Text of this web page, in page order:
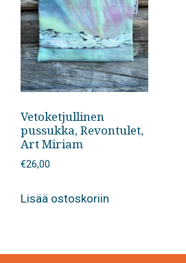
Vetoketjullinen
pussukka, Revontulet,
Art Miriam
€26,00
Lisää ostoskoriin